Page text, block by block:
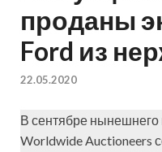
проданы
Ford из
22.05.2020
В сентябре
Worldwide Auctioneers